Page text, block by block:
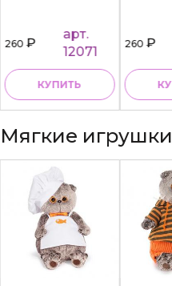
260₽
арт.
12071
КУПИТЬ
260₽
Мягкие игрушки